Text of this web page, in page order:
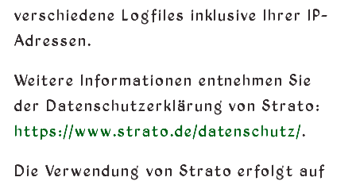
verschiedene Logfiles inklusive Ihrer IP-
Adressen.
Weitere Informationen entnehmen Sie
der Datenschutzerklärung von Strato:
https://www.strato.de/datenschutz/.
Die Verwendung von Strato erfolgt auf